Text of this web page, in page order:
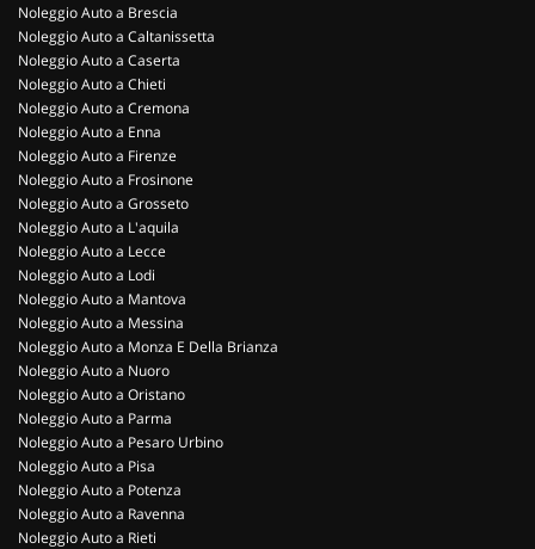
Noleggio Auto a Brescia
Noleggio Auto a Caltanissetta
Noleggio Auto a Caserta
Noleggio Auto a Chieti
Noleggio Auto a Cremona
Noleggio Auto a Enna
Noleggio Auto a Firenze
Noleggio Auto a Frosinone
Noleggio Auto a Grosseto
Noleggio Auto a L'aquila
Noleggio Auto a Lecce
Noleggio Auto a Lodi
Noleggio Auto a Mantova
Noleggio Auto a Messina
Noleggio Auto a Monza E Della Brianza
Noleggio Auto a Nuoro
Noleggio Auto a Oristano
Noleggio Auto a Parma
Noleggio Auto a Pesaro Urbino
Noleggio Auto a Pisa
Noleggio Auto a Potenza
Noleggio Auto a Ravenna
Noleggio Auto a Rieti